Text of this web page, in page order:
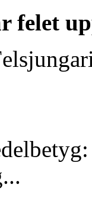
felet